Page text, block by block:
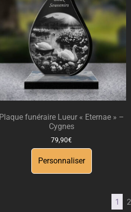
Plaque funéraire Lueur « Eternae » –
Cygnes
79,90€
Personnaliser
1 2